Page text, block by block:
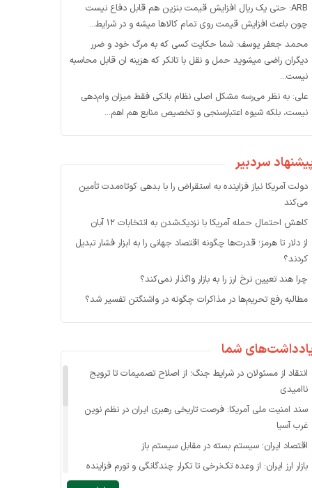
ARB: حتی یک ریال افزایش قیمت بنزین هم قابل دفاع نیست
چون باعث افزایش قیمت روی تمام کالاها میشه و در شرایط...
محمد جعفر یوسف: شما حکایت کسی که به مرگ خود و ضرر
دیگران راضی میشوید حمل و نقل با تانکر که هزینه ان قابل محاسبه
نیست...
علی: به نظر می‌رسه مشکل اصلی نظام بانکی فقط میزان وام‌دهی
نیست، بلکه شیوه اعتبارسنجی و تخصیص منابع هم اهم...
سردبیر
دولت آمریکا نیاز فزاینده به استقراض را با بدهی کوتاه‌مدت تأمین
می‌کند
کاهش احتمال حمله آمریکا با نزدیک‌شدن به انتخابات ۱۲ آبان
از دلار تا هرمز؛ قدرت‌ها چگونه اقتصاد جهانی را به ابزار فشار تبدیل
کردند؟
چرا هند تعیین نرخ ارز را به بازار واگذار نمی‌کند؟
مطالبه رفع تحریم‌ها در مذاکرات چگونه در واشنگتن تفسیر شد؟
شما
انتقاد از مسئولان در شرایط جنگ؛ از اصلاح تصمیمات تا ترویج
ناامیدی
سند امنیت ملی آمریکا: فرصت تاریخی رهبری ایران در نظم نوین
غرب آسیا
اقتصاد ایران؛ سیستم بسته در مقابل سیستم باز
بازار ارز ایران: از وعده تک‌نرخی تا تکرار چندگانگی و تورم فزاینده